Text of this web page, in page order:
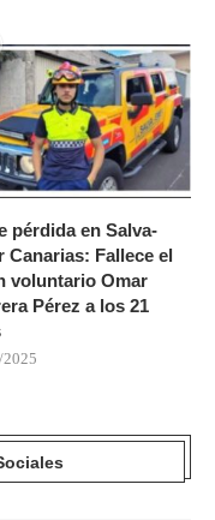
pérdida en Salva-
Canarias: Fallece el
voluntario Omar
Pérez a los 21